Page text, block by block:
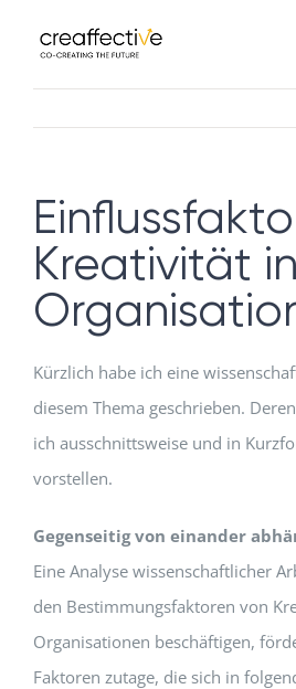
Inhalt
springen
Kreativität in
Kürzlich habe ich eine
diesem Thema geschrieben.
ich ausschnittsweise und in
vorstellen.
Gegenseitig von einander
Eine Analyse wissenschaftlicher
den Bestimmungsfaktoren von
Organisationen beschäftigen,
Faktoren zutage, die sich in